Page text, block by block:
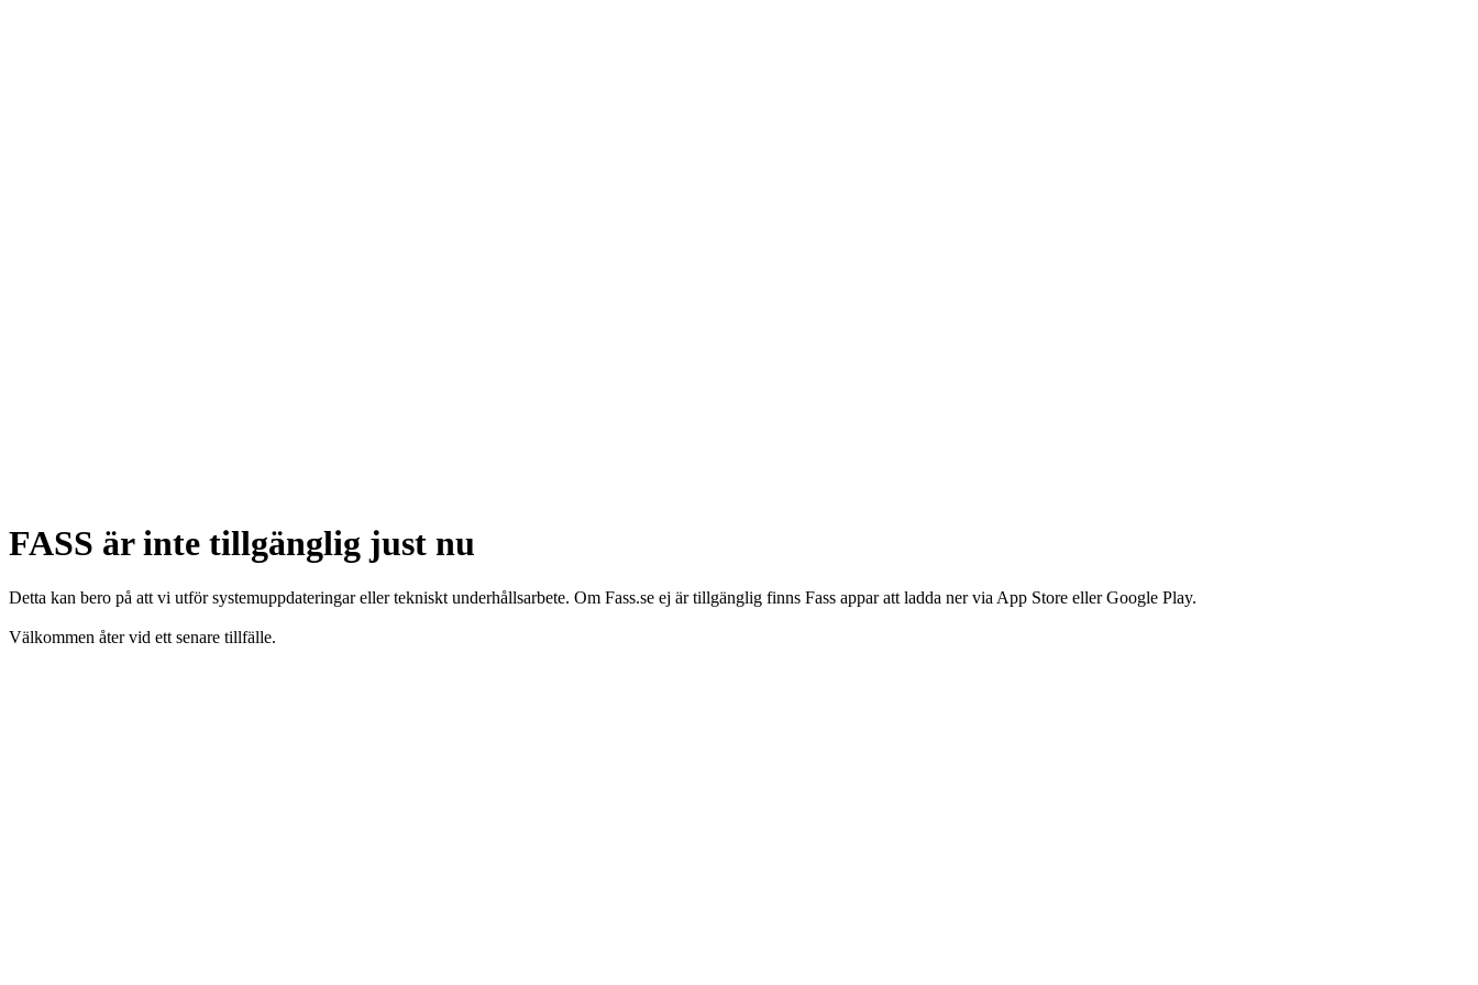
FASS är inte tillgänglig just nu
Detta kan bero på att vi utför systemuppdateringar eller tekniskt underhållsarbete. Om Fass.se ej är tillgänglig finns Fass appar att ladda ner via App Store eller Google Play.
Välkommen åter vid ett senare tillfälle.